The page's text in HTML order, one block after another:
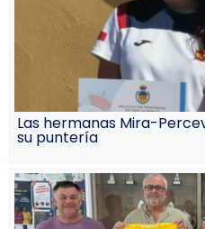
Las hermanas Mira-
su puntería